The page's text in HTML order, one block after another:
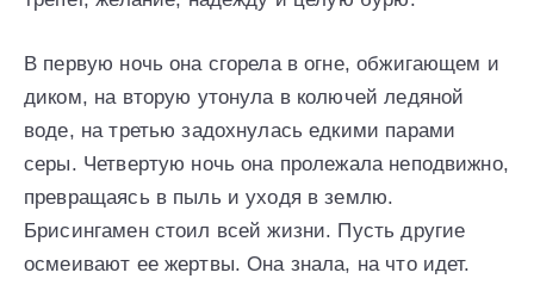
В первую ночь она сгорела в огне, обжигающем и
диком, на вторую утонула в колючей ледяной
воде, на третью задохнулась едкими парами
серы. Четвертую ночь она пролежала неподвижно,
превращаясь в пыль и уходя в землю.
Брисингамен стоил всей жизни. Пусть другие
осмеивают ее жертвы. Она знала, на что идет.